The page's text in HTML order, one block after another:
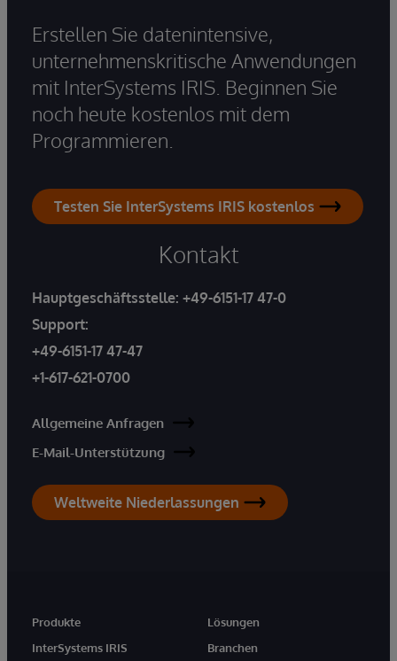
Erstellen Sie datenintensive,
unternehmenskritische Anwendungen
mit InterSystems IRIS. Beginnen Sie
noch heute kostenlos mit dem
Programmieren.
Testen Sie InterSystems IRIS kostenlos
Kontakt
Hauptgeschäftsstelle: +49-6151-17 47-0
Support:
+49-6151-17 47-47
+1-617-621-0700
Allgemeine Anfragen
E-Mail-Unterstützung
Weltweite Niederlassungen
Produkte
InterSystems IRIS
Lösungen
Branchen